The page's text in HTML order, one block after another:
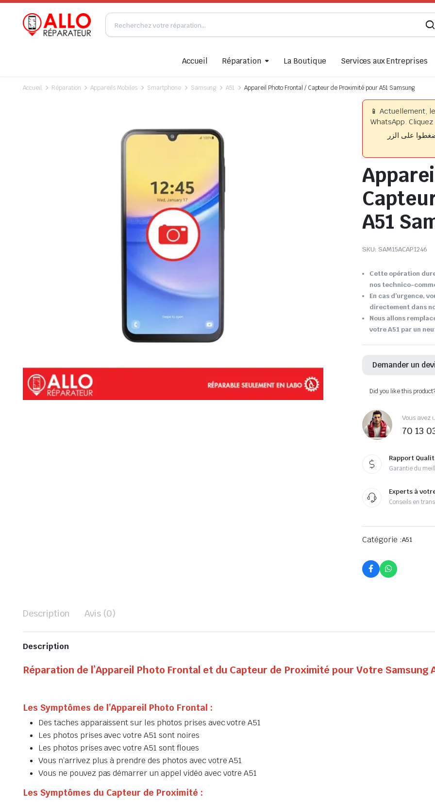
Accueil Réparation La Boutique Services aux Entreprises
Accueil Réparation Appareils Mobiles Smartphone Samsung A51 Appareil Photo Frontal / Capteur de Proximité pour A51 Samsung
📱 Actuellement,
WhatsApp.
على الزر
A51
SKU: SAM15ACAP1246
Cette opération
nos technico-
En cas d’urgence,
directement dans
Nous allons
votre A51 par un
Demander un
Did you like this
Vous avez
70 13
Rapport
Garantie du
Experts à
Conseils en
Catégorie :A51
Description Avis (0)
Description
Réparation de l’Appareil Photo Frontal et du Capteur de Proximité pour Votre Samsung
Les Symptômes de l’Appareil Photo Frontal :
Des taches apparaissent sur les photos prises avec votre A51
Les photos prises avec votre A51 sont noires
Les photos prises avec votre A51 sont floues
Vous n’arrivez plus à prendre des photos avec votre A51
Vous ne pouvez pas démarrer un appel vidéo avec votre A51
Les Symptômes du Capteur de Proximité :